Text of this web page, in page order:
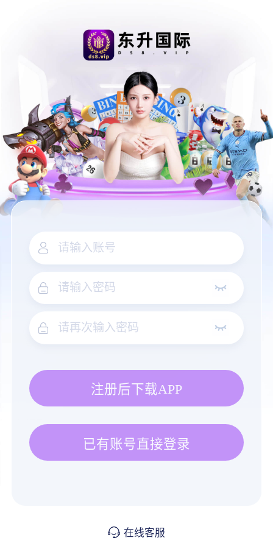
注册后下载APP
已有账号直接登录
在线客服